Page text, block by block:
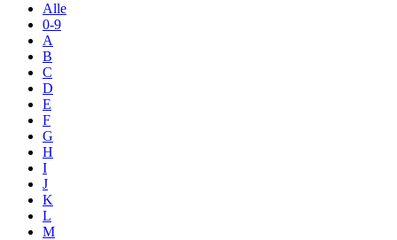
Alle
0-9
A
B
C
D
E
F
G
H
I
J
K
L
M